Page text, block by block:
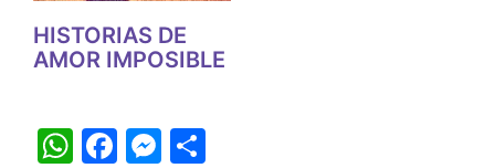
HISTORIAS DE
AMOR IMPOSIBLE
W F
M